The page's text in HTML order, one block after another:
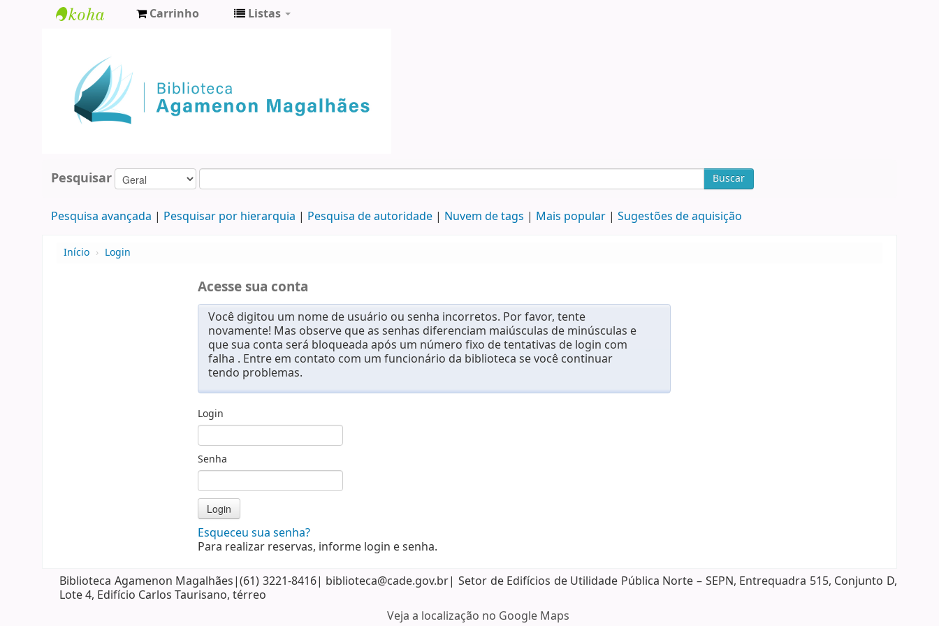
Agamenon
Magalhães
Carrinho Listas
Pesquisar Buscar
Pesquisa avançada Pesquisar por hierarquia Pesquisa de autoridade Nuvem de tags Mais popular Sugestões de aquisição
Início › Login
Acesse sua conta
Você digitou um nome de usuário ou senha incorretos. Por favor, tente
novamente! Mas observe que as senhas diferenciam maiúsculas de minúsculas e
que sua conta será bloqueada após um número fixo de tentativas de login com
falha . Entre em contato com um funcionário da biblioteca se você continuar
tendo problemas.
Login
Senha
Esqueceu sua senha?
Para realizar reservas, informe login e senha.
Biblioteca Agamenon Magalhães|(61) 3221-8416| biblioteca@cade.gov.br| Setor de Edifícios de Utilidade Pública Norte – SEPN, Entrequadra 515, Conjunto D,
Lote 4, Edifício Carlos Taurisano, térreo
Veja a localização no Google Maps